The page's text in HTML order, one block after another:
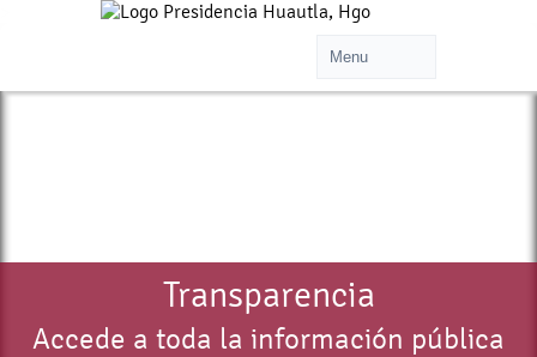
Transparencia
Accede a toda la información pública